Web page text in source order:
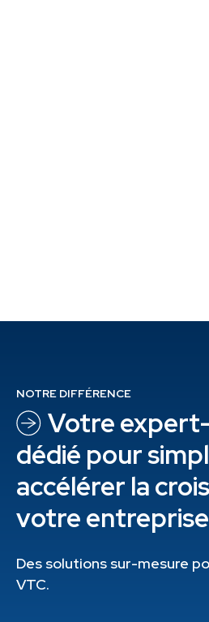
NOTRE DIFFÉRENCE
Votre
dédié pour
accélérer la
votre entreprise
Des solutions sur-mesure
VTC.